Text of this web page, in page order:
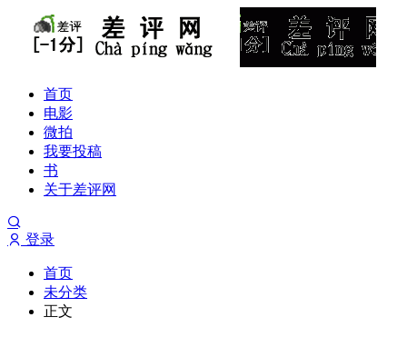
首页
电影
微拍
我要投稿
书
关于差评网
登录
首页
未分类
正文